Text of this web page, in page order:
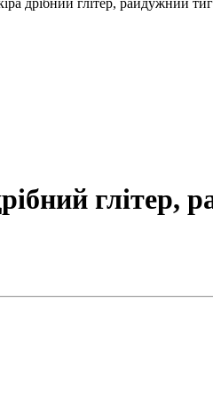
дрібний глітер, райдужний
глітер,